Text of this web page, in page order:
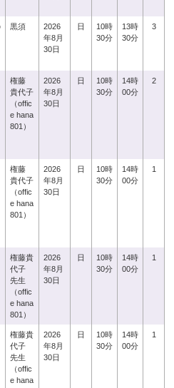
黒須
2026
年8月
30日
日
10時
30分
13時
30分
3
権藤
貴代子
（offic
e hana
801）
2026
年8月
30日
日
10時
30分
14時
00分
2
権藤
貴代子
（offic
e hana
801）
2026
年8月
30日
日
10時
30分
14時
00分
1
権藤貴
代子
先生
（offic
e hana
801）
2026
年8月
30日
日
10時
30分
14時
00分
1
権藤貴
代子
先生
（offic
e hana
2026
年8月
30日
日
10時
30分
14時
00分
1